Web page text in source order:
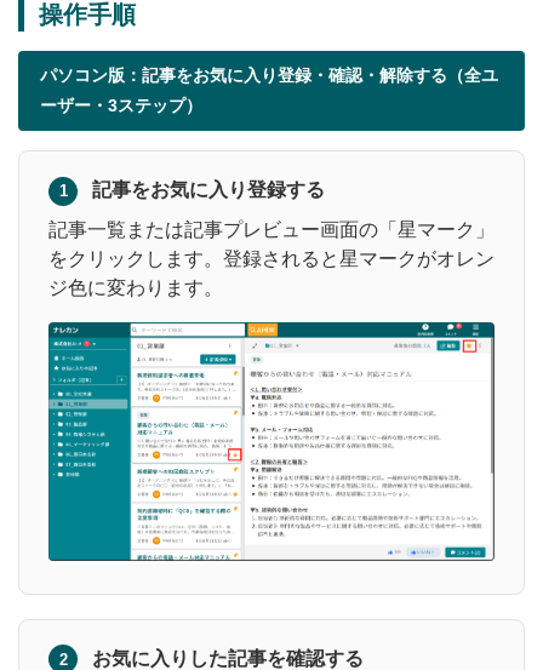
操作手順
パソコン版：記事をお気に入り登録・確認・解除する（全ユ
ーザー・3ステップ）
1
記事をお気に入り登録する
記事一覧または記事プレビュー画面の「星マーク」
をクリックします。登録されると星マークがオレン
ジ色に変わります。
2
お気に入りした記事を確認する